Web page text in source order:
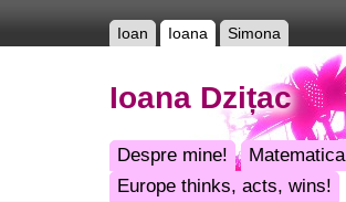
Ioan Ioana Simona
Ioana Dzițac
Despre mine! Matematica
Europe thinks, acts, wins!